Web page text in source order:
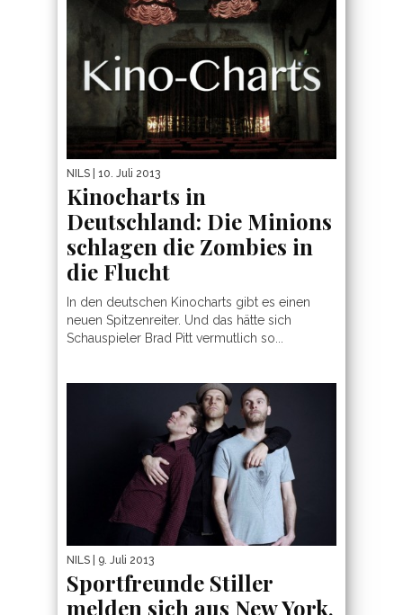
NILS | 10. Juli 2013
Kinocharts in
Deutschland: Die Minions
schlagen die Zombies in
die Flucht
In den deutschen Kinocharts gibt es einen
neuen Spitzenreiter. Und das hätte sich
Schauspieler Brad Pitt vermutlich so...
NILS | 9. Juli 2013
Sportfreunde Stiller
melden sich aus New York,